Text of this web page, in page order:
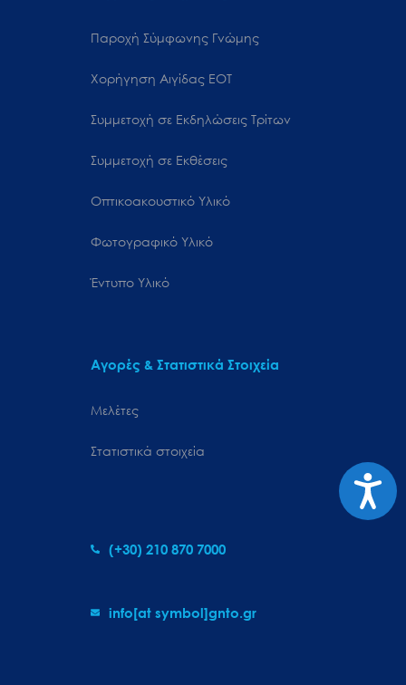
Παροχή Σύμφωνης Γνώμης
Χορήγηση Αιγίδας ΕΟΤ
Συμμετοχή σε Εκδηλώσεις Τρίτων
Συμμετοχή σε Εκθέσεις
Οπτικοακουστικό Υλικό
Φωτογραφικό Υλικό
Έντυπο Υλικό
Αγορές & Στατιστικά Στοιχεία
Μελέτες
Στατιστικά στοιχεία
(+30) 210 870 7000
info[at symbol]gnto.gr